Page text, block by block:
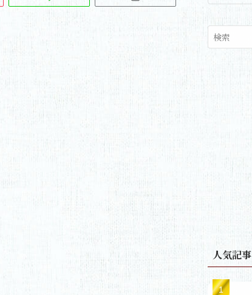
人気記事